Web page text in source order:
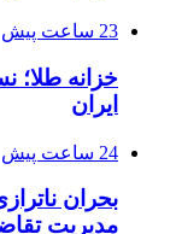
23 ساعت پیش
خزانه طلا؛
ایران
24 ساعت پیش
مدیریت